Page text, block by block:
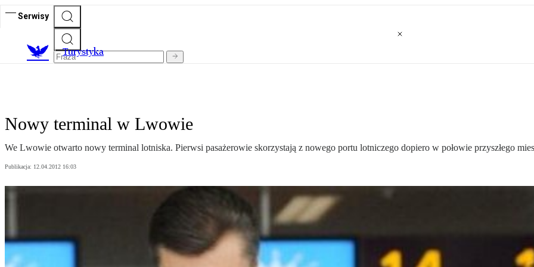
Serwisy
Turystyka
Nowy terminal w Lwowie
We Lwowie otwarto nowy terminal lotniska. Pierwsi pasażerowie skorzystają z nowego portu lotniczego dopiero w połowie przyszłego
Publikacja: 12.04.2012 16:03